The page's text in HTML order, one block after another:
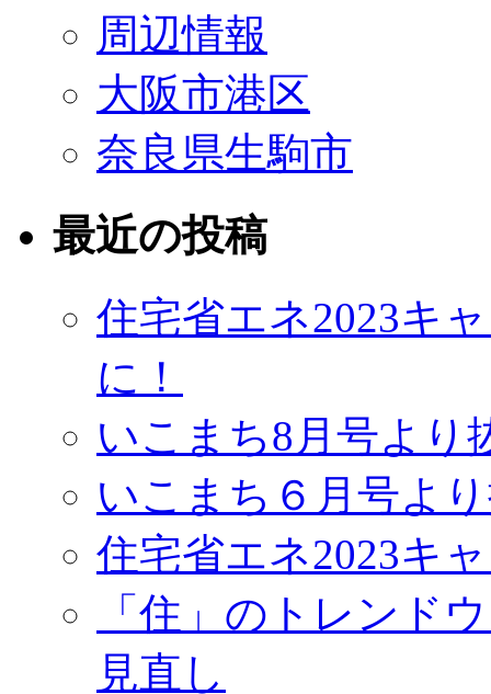
周辺情報
大阪市港区
奈良県生駒市
最近の投稿
住宅省エネ2023キ
に！
いこまち8月号よ
いこまち６月号よ
住宅省エネ2023キ
「住」のトレンド
見直し